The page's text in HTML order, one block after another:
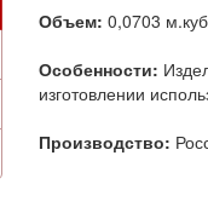
Объем: 0,0703 м.куб
Особенности:
изготовлении
Производство: